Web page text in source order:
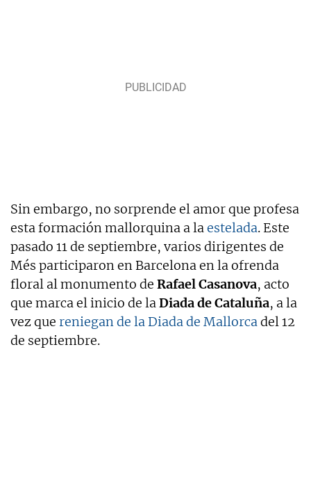
Sin embargo, no sorprende el amor que profesa
esta formación mallorquina a laestelada. Este
pasado 11 de septiembre, varios dirigentes de
Més participaron en Barcelona en la ofrenda
floral al monumento de Rafael Casanova, acto
que marca el inicio de laDiada de Cataluña, a la
vez que reniegan de la Diada de Mallorcadel 12
de septiembre.